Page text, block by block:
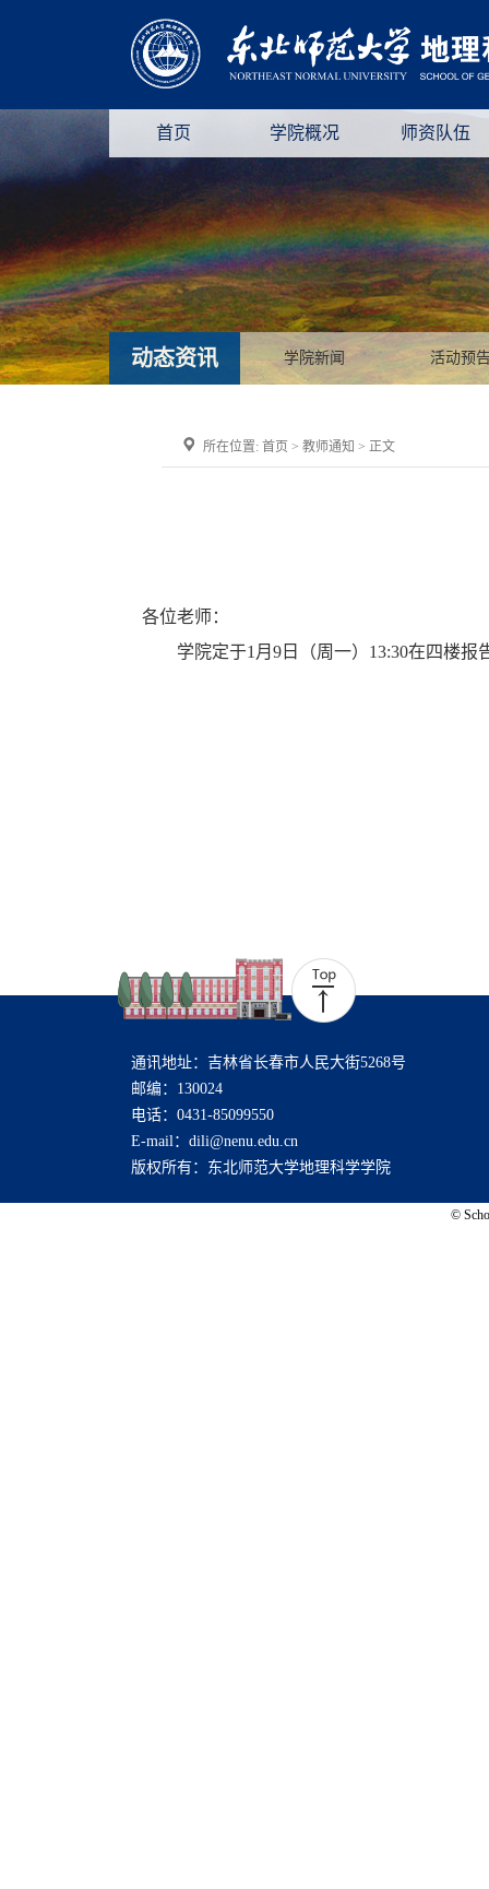
首页 学院概况 师资队伍
动态资讯 学院新闻 活动预
所在位置: 首页 > 教师通知 > 正文
各位老师：
学院定于1月9日（周一）13:30在四楼
通讯地址：吉林省长春市人民大街5268号
邮编：130024
电话：0431-85099550
E-mail：dili@nenu.edu.cn
版权所有：东北师范大学地理科学学院
©